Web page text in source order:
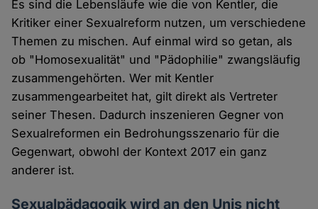
Es sind die Lebensläufe wie die von Kentler, die
Kritiker einer Sexualreform nutzen, um verschiedene
Themen zu mischen. Auf einmal wird so getan, als
ob "Homosexualität" und "Pädophilie" zwangsläufig
zusammengehörten. Wer mit Kentler
zusammengearbeitet hat, gilt direkt als Vertreter
seiner Thesen. Dadurch inszenieren Gegner von
Sexualreformen ein Bedrohungsszenario für die
Gegenwart, obwohl der Kontext 2017 ein ganz
anderer ist.
Sexualpädagogik wird an den Unis nicht